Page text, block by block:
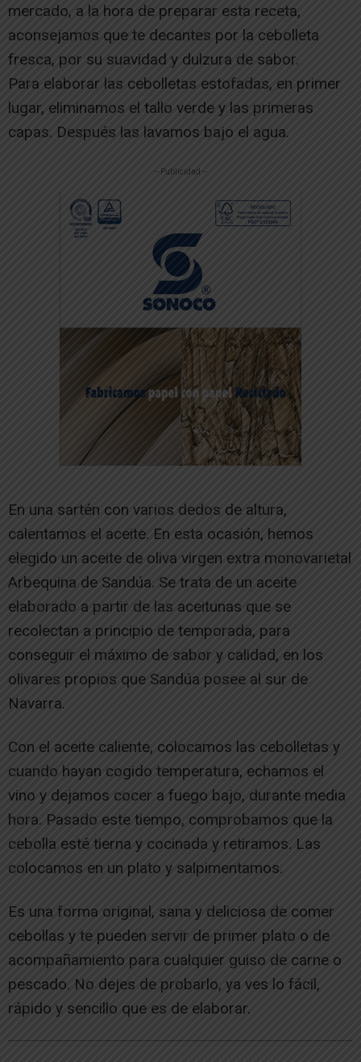
mercado, a la hora de preparar esta receta,
aconsejamos que te decantes por la cebolleta
fresca, por su suavidad y dulzura de sabor.
Para elaborar las cebolletas estofadas, en primer
lugar, eliminamos el tallo verde y las primeras
capas. Después las lavamos bajo el agua.
-- Publicidad --
En una sartén con varios dedos de altura,
calentamos el aceite. En esta ocasión, hemos
elegido un aceite de oliva virgen extra monovarietal
Arbequina de Sandúa. Se trata de un aceite
elaborado a partir de las aceitunas que se
recolectan a principio de temporada, para
conseguir el máximo de sabor y calidad, en los
olivares propios que Sandúa posee al sur de
Navarra.
Con el aceite caliente, colocamos las cebolletas y
cuando hayan cogido temperatura, echamos el
vino y dejamos cocer a fuego bajo, durante media
hora. Pasado este tiempo, comprobamos que la
cebolla esté tierna y cocinada y retiramos. Las
colocamos en un plato y salpimentamos.
Es una forma original, sana y deliciosa de comer
cebollas y te pueden servir de primer plato o de
acompañamiento para cualquier guiso de carne o
pescado. No dejes de probarlo, ya ves lo fácil,
rápido y sencillo que es de elaborar.